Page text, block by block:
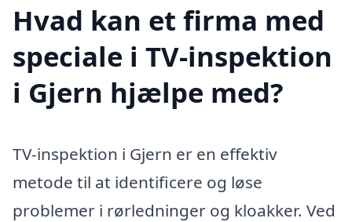
Hvad kan et firma med
speciale i TV-inspektion
i Gjern hjælpe med?
TV-inspektion i Gjern er en effektiv
metode til at identificere og løse
problemer i rørledninger og kloakker. Ved